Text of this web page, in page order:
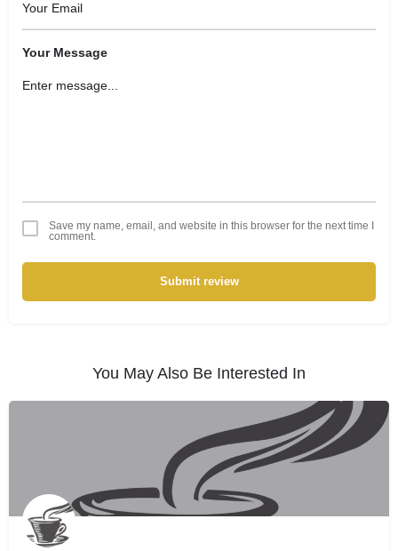
Your Message
Save my name, email, and website in this browser for the next time I
comment.
Submit review
You May Also Be Interested In